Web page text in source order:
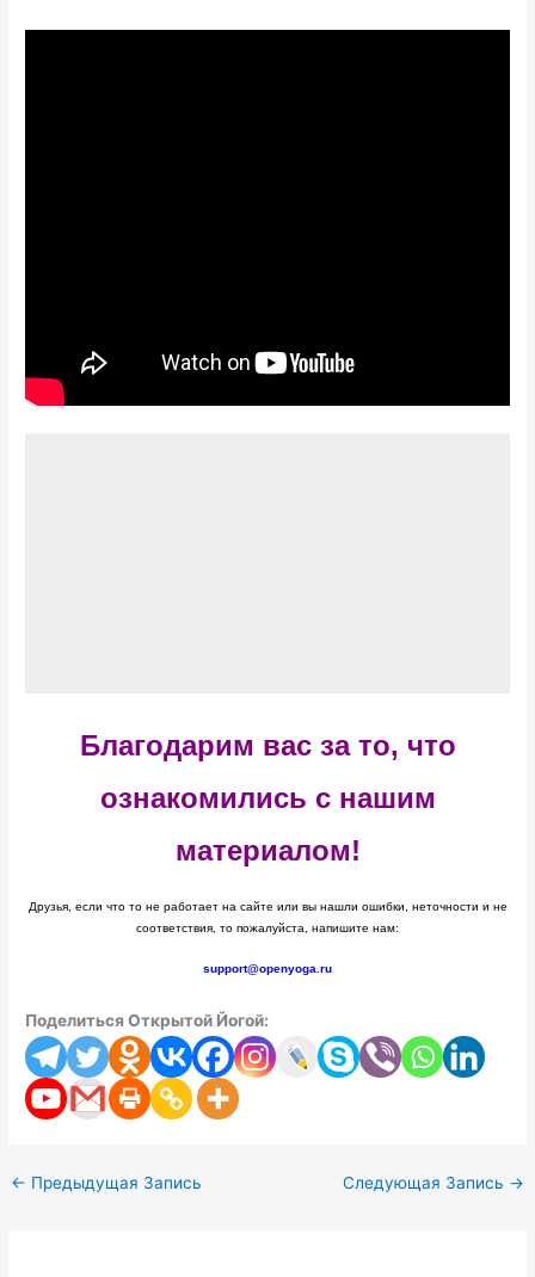
Благодарим вас за то, что
ознакомились с нашим
материалом!
Друзья, если что то не работает на сайте или вы нашли ошибки, неточности и не
соответствия, то пожалуйста, напишите нам:
support@openyoga.ru
Поделиться Открытой Йогой:
← Предыдущая Запись Следующая Запись →